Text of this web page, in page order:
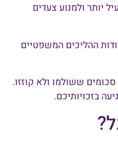
יותר ולמנוע צעדים
ההליכים המשפטיים
ששולמו ולא קוזזו.
בזכויותיכם.